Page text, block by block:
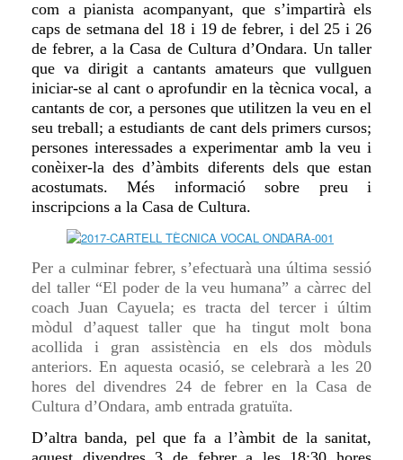
com a pianista acompanyant, que s’impartirà els
caps de setmana del 18 i 19 de febrer, i del 25 i 26
de febrer, a la Casa de Cultura d’Ondara. Un taller
que va dirigit a cantants amateurs que vullguen
iniciar-se al cant o aprofundir en la tècnica vocal, a
cantants de cor, a persones que utilitzen la veu en el
seu treball; a estudiants de cant dels primers cursos;
persones interessades a experimentar amb la veu i
conèixer-la des d’àmbits diferents dels que estan
acostumats. Més informació sobre preu i
inscripcions a la Casa de Cultura.
Per a culminar febrer, s’efectuarà una última sessió
del taller “El poder de la veu humana” a càrrec del
coach Juan Cayuela; es tracta del tercer i últim
mòdul d’aquest taller que ha tingut molt bona
acollida i gran assistència en els dos mòduls
anteriors. En aquesta ocasió, se celebrarà a les 20
hores del divendres 24 de febrer en la Casa de
Cultura d’Ondara, amb entrada gratuïta.
D’altra banda, pel que fa a l’àmbit de la sanitat,